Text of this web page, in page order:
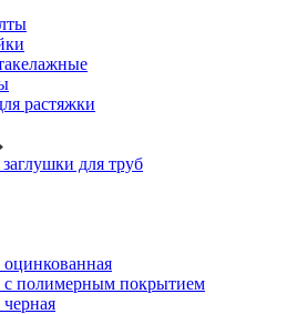
растяжки
для труб
с полимерным покрытием